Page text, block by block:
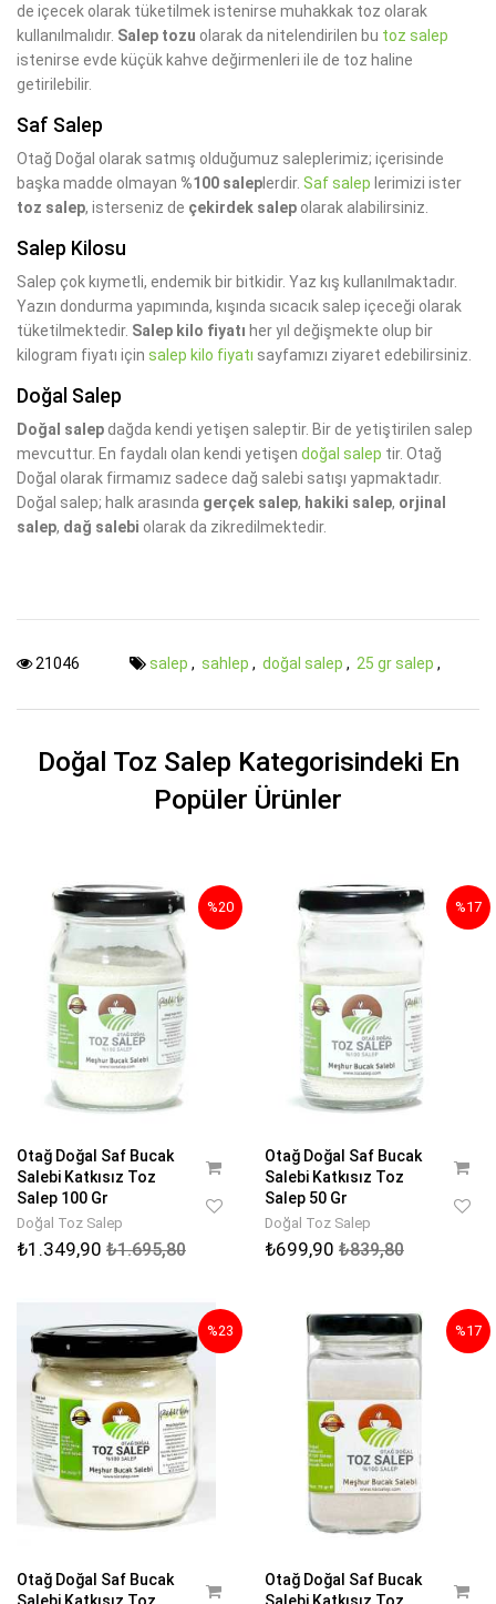
de içecek olarak tüketilmek istenirse muhakkak toz olarak
kullanılmalıdır. Salep tozu olarak da nitelendirilen bu toz salep
istenirse evde küçük kahve değirmenleri ile de toz haline
getirilebilir.
Saf Salep
Otağ Doğal olarak satmış olduğumuz saleplerimiz; içerisinde
başka madde olmayan %100 saleplerdir. Saf salep lerimizi ister
toz salep, isterseniz de çekirdek salep olarak alabilirsiniz.
Salep Kilosu
Salep çok kıymetli, endemik bir bitkidir. Yaz kış kullanılmaktadır.
Yazın dondurma yapımında, kışında sıcacık salep içeceği olarak
tüketilmektedir. Salep kilo fiyatı her yıl değişmekte olup bir
kilogram fiyatı için salep kilo fiyatı sayfamızı ziyaret edebilirsiniz.
Doğal Salep
Doğal salep dağda kendi yetişen saleptir. Bir de yetiştirilen salep
mevcuttur. En faydalı olan kendi yetişen doğal salep tir. Otağ
Doğal olarak firmamız sadece dağ salebi satışı yapmaktadır.
Doğal salep; halk arasında gerçek salep, hakiki salep, orjinal
salep, dağ salebi olarak da zikredilmektedir.
21046 salep , sahlep , doğal salep , 25 gr salep ,
Doğal Toz Salep Kategorisindeki En
Popüler Ürünler
%20
Otağ Doğal Saf Bucak
Salebi Katkısız Toz
Salep 100 Gr
Doğal Toz Salep
₺1.349,90 ₺1.695,80
%17
Otağ Doğal Saf Bucak
Salebi Katkısız Toz
Salep 50 Gr
Doğal Toz Salep
₺699,90 ₺839,80
%23
Otağ Doğal Saf Bucak
%17
Otağ Doğal Saf Bucak